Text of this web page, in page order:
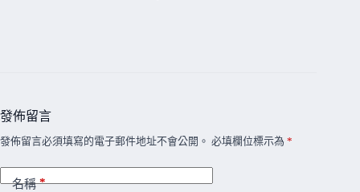
發佈留言
發佈留言必須填寫的電子郵件地址不會公開。 必填欄位標示為 *
名稱*